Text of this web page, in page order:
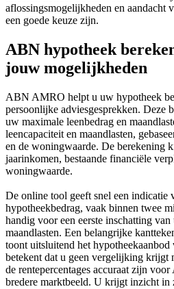
aflossingsmogelijkheden en aandacht
een goede keuze zijn.
ABN hypotheek
jouw mogelijkheden
ABN AMRO helpt u uw hypotheek
persoonlijke adviesgesprekken. Deze
uw maximale leenbedrag en
leencapaciteit en maandlasten,
en de woningwaarde. De berekening
jaarinkomen, bestaande financiële
woningwaarde.
De online tool geeft snel een indicatie
hypotheekbedrag, vaak binnen twee
handig voor een eerste inschatting
maandlasten. Een belangrijke
toont uitsluitend het
betekent dat u geen vergelijking krijgt
de rentepercentages accuraat zijn
bredere marktbeeld. U krijgt inzicht in